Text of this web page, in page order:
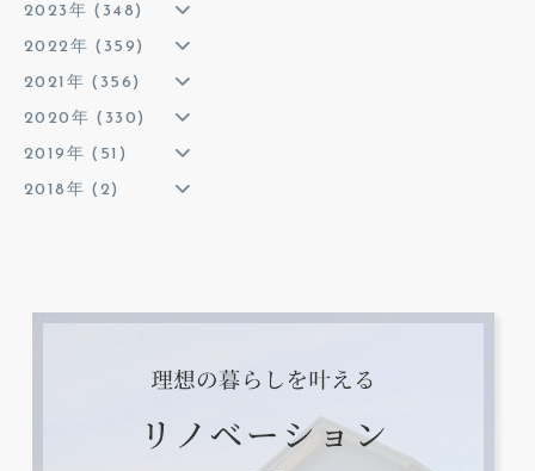
2023年 (348)
2022年 (359)
2021年 (356)
2020年 (330)
2019年 (51)
2018年 (2)